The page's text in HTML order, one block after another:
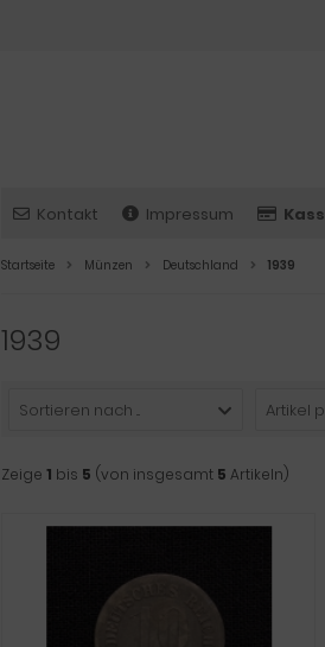
Kontakt Impressum
Startseite Münzen Deutschland 1939
1939
Sortieren nach ... Artikel
Zeige 1 bis 5 (von insgesamt 5 Artikeln)